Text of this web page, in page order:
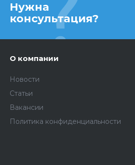
Нужна
консультация?
О компании
Новости
Статьи
Вакансии
Политика конфиденциальности